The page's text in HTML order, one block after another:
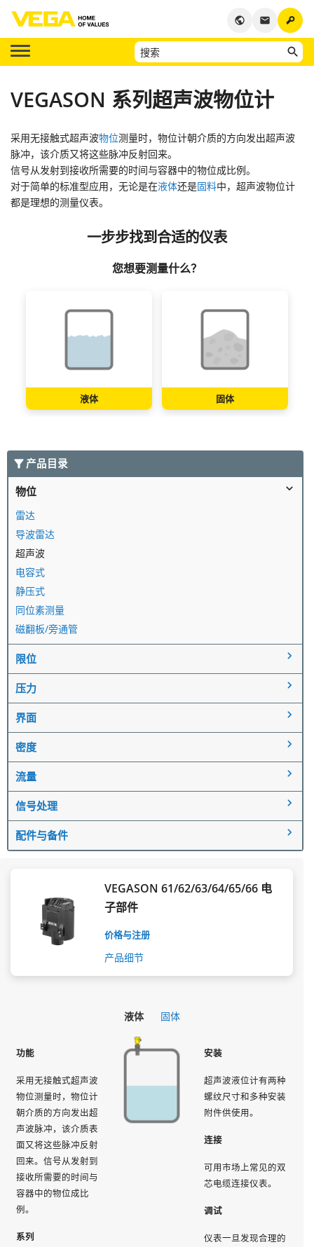
key
email
public
VEGASON 系列超声波物位计
采用无接触式超声波物位测量时，物位计朝介质的方向发出超声波
脉冲，该介质又将这些脉冲反射回来。
信号从发射到接收所需要的时间与容器中的物位成比例。
对于简单的标准型应用，无论是在液体还是固料中，超声波物位计
都是理想的测量仪表。
一步步找到合适的仪表
您想要测量什么？
液体 固体
产品目录
物位
雷达
导波雷达
超声波
电容式
静压式
同位素测量
磁翻板/旁通管
限位
压力
界面
密度
流量
信号处理
配件与备件
VEGASON 61/62/63/64/65/66 电
子部件
价格与注册
产品细节
液体 固体
功能
采用无接触式超声波
物位测量时，物位计
朝介质的方向发出超
声波脉冲，该介质表
面又将这些脉冲反射
回来。信号从发射到
接收所需要的时间与
容器中的物位成比
例。
系列
安装
超声波液位计有两种
螺纹尺寸和多种安装
附件供使用。
连接
可用市场上常见的双
芯电缆连接仪表。
调试
仪表一旦发现合理的